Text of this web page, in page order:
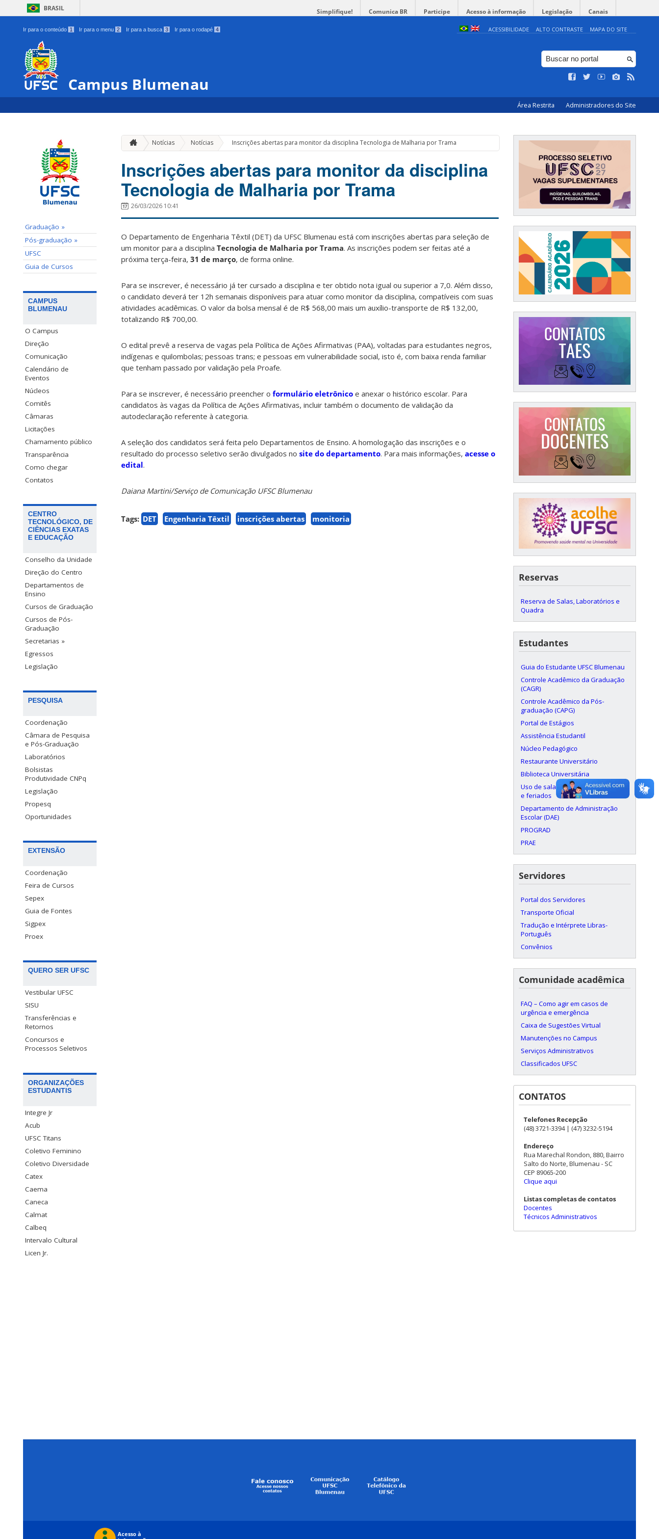
BRASIL Simplifique! Comunica BR Participe Acesso à informação Legislação Canais
Ir para o conteúdo 1 Ir para o menu 2 Ir para a busca 3 Ir para o rodapé 4 ACESSIBILIDADE ALTO CONTRASTE MAPA DO SITE
Campus Blumenau
Área Restrita Administradores do Site
Graduação »
Pós-graduação »
UFSC
Guia de Cursos
CAMPUS
BLUMENAU
O Campus
Direção
Comunicação
Calendário de
Eventos
Núcleos
Comitês
Câmaras
Licitações
Chamamento público
Transparência
Como chegar
Contatos
CENTRO
TECNOLÓGICO, DE
CIÊNCIAS EXATAS
E EDUCAÇÃO
Conselho da Unidade
Direção do Centro
Departamentos de
Ensino
Cursos de Graduação
Cursos de Pós-
Graduação
Secretarias »
Egressos
Legislação
PESQUISA
Coordenação
Câmara de Pesquisa
e Pós-Graduação
Laboratórios
Bolsistas
Produtividade CNPq
Legislação
Propesq
Oportunidades
EXTENSÃO
Coordenação
Feira de Cursos
Sepex
Guia de Fontes
Sigpex
Proex
QUERO SER UFSC
Vestibular UFSC
SISU
Transferências e
Retornos
Concursos e
Processos Seletivos
ORGANIZAÇÕES
ESTUDANTIS
Integre Jr
Acub
UFSC Titans
Coletivo Feminino
Coletivo Diversidade
Catex
Caema
Caneca
Calmat
Calbeq
Intervalo Cultural
Licen Jr.
Notícias Notícias » Inscrições abertas para monitor da disciplina Tecnologia de Malharia por Trama
Inscrições abertas para monitor da disciplina
Tecnologia de Malharia por Trama
26/03/2026 10:41
O Departamento de Engenharia Têxtil (DET) da UFSC Blumenau está com inscrições abertas para seleção de
um monitor para a disciplina Tecnologia de Malharia por Trama. As inscrições podem ser feitas até a
próxima terça-feira, 31 de março, de forma online.
Para se inscrever, é necessário já ter cursado a disciplina e ter obtido nota igual ou superior a 7,0. Além disso,
o candidato deverá ter 12h semanais disponíveis para atuar como monitor da disciplina, compatíveis com suas
atividades acadêmicas. O valor da bolsa mensal é de R$ 568,00 mais um auxílio-transporte de R$ 132,00,
totalizando R$ 700,00.
O edital prevê a reserva de vagas pela Política de Ações Afirmativas (PAA), voltadas para estudantes negros,
indígenas e quilombolas; pessoas trans; e pessoas em vulnerabilidade social, isto é, com baixa renda familiar
que tenham passado por validação pela Proafe.
Para se inscrever, é necessário preencher o formulário eletrônico e anexar o histórico escolar. Para
candidatos às vagas da Política de Ações Afirmativas, incluir também o documento de validação da
autodeclaração referente à categoria.
A seleção dos candidatos será feita pelo Departamentos de Ensino. A homologação das inscrições e o
resultado do processo seletivo serão divulgados no site do departamento. Para mais informações, acesse o
edital.
Daiana Martini/Serviço de Comunicação UFSC Blumenau
Tags: DET Engenharia Têxtil inscrições abertas monitoria
Reservas
Reserva de Salas, Laboratórios e
Quadra
Estudantes
Guia do Estudante UFSC Blumenau
Controle Acadêmico da Graduação
(CAGR)
Controle Acadêmico da Pós-
graduação (CAPG)
Portal de Estágios
Assistência Estudantil
Núcleo Pedagógico
Restaurante Universitário
Biblioteca Universitária
Uso de salas aos finais de semana
e feriados
Departamento de Administração
Escolar (DAE)
PROGRAD
PRAE
Servidores
Portal dos Servidores
Transporte Oficial
Tradução e Intérprete Libras-
Português
Convênios
Comunidade acadêmica
FAQ – Como agir em casos de
urgência e emergência
Caixa de Sugestões Virtual
Manutenções no Campus
Serviços Administrativos
Classificados UFSC
CONTATOS
Telefones Recepção
(48) 3721-3394 | (47) 3232-5194
Endereço
Rua Marechal Rondon, 880, Bairro
Salto do Norte, Blumenau - SC
CEP 89065-200
Clique aqui
Listas completas de contatos
Docentes
Técnicos Administrativos